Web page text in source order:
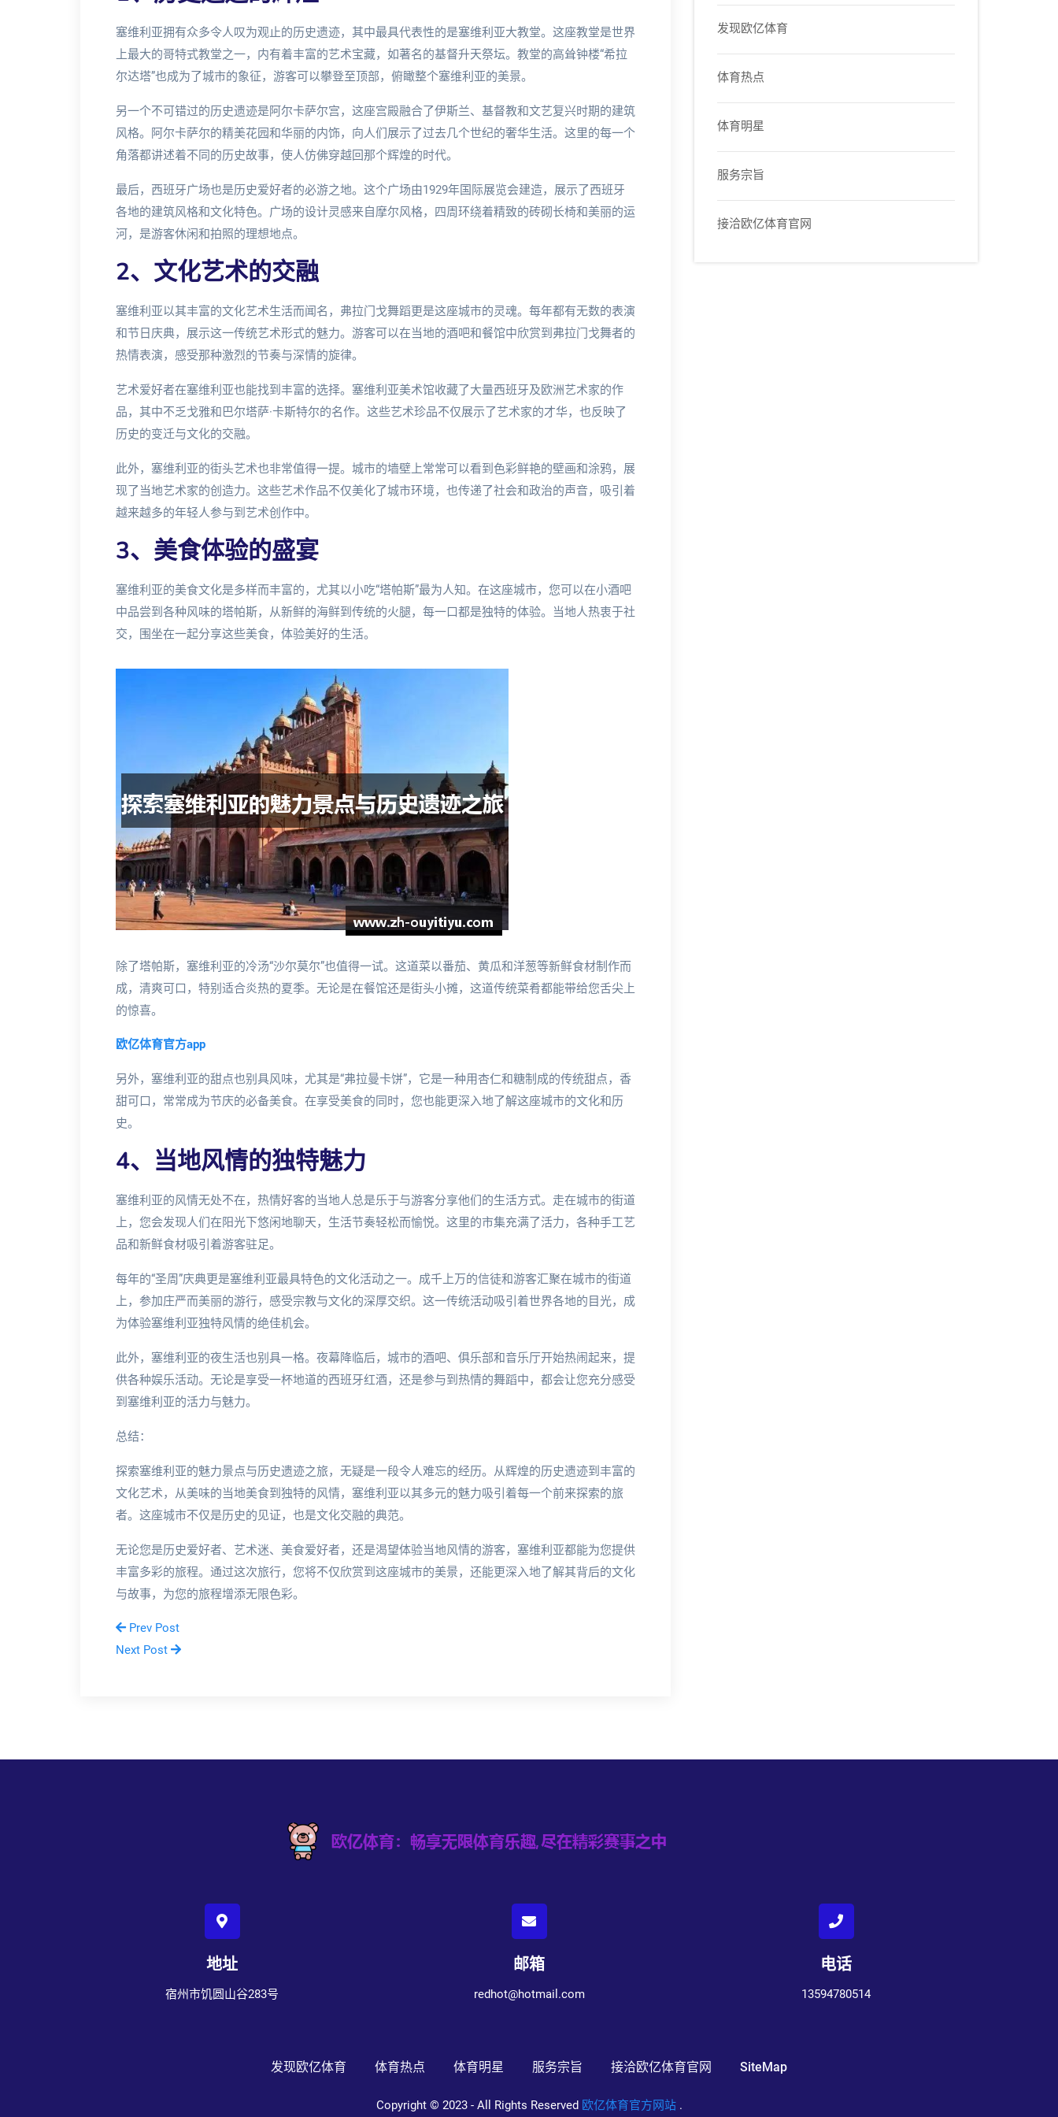
塞维利亚拥有众多令人叹为观止的历史遗迹，其中最具代表性的是塞维利亚大教堂。这座教堂是世界
上最大的哥特式教堂之一，内有着丰富的艺术宝藏，如著名的基督升天祭坛。教堂的高耸钟楼“希拉
尔达塔”也成为了城市的象征，游客可以攀登至顶部，俯瞰整个塞维利亚的美景。
另一个不可错过的历史遗迹是阿尔卡萨尔宫，这座宫殿融合了伊斯兰、基督教和文艺复兴时期的建筑
风格。阿尔卡萨尔的精美花园和华丽的内饰，向人们展示了过去几个世纪的奢华生活。这里的每一个
角落都讲述着不同的历史故事，使人仿佛穿越回那个辉煌的时代。
最后，西班牙广场也是历史爱好者的必游之地。这个广场由1929年国际展览会建造，展示了西班牙
各地的建筑风格和文化特色。广场的设计灵感来自摩尔风格，四周环绕着精致的砖砌长椅和美丽的运
河，是游客休闲和拍照的理想地点。
2、文化艺术的交融
塞维利亚以其丰富的文化艺术生活而闻名，弗拉门戈舞蹈更是这座城市的灵魂。每年都有无数的表演
和节日庆典，展示这一传统艺术形式的魅力。游客可以在当地的酒吧和餐馆中欣赏到弗拉门戈舞者的
热情表演，感受那种激烈的节奏与深情的旋律。
艺术爱好者在塞维利亚也能找到丰富的选择。塞维利亚美术馆收藏了大量西班牙及欧洲艺术家的作
品，其中不乏戈雅和巴尔塔萨·卡斯特尔的名作。这些艺术珍品不仅展示了艺术家的才华，也反映了
历史的变迁与文化的交融。
此外，塞维利亚的街头艺术也非常值得一提。城市的墙壁上常常可以看到色彩鲜艳的壁画和涂鸦，展
现了当地艺术家的创造力。这些艺术作品不仅美化了城市环境，也传递了社会和政治的声音，吸引着
越来越多的年轻人参与到艺术创作中。
3、美食体验的盛宴
塞维利亚的美食文化是多样而丰富的，尤其以小吃“塔帕斯”最为人知。在这座城市，您可以在小酒吧
中品尝到各种风味的塔帕斯，从新鲜的海鲜到传统的火腿，每一口都是独特的体验。当地人热衷于社
交，围坐在一起分享这些美食，体验美好的生活。
除了塔帕斯，塞维利亚的冷汤“沙尔莫尔”也值得一试。这道菜以番茄、黄瓜和洋葱等新鲜食材制作而
成，清爽可口，特别适合炎热的夏季。无论是在餐馆还是街头小摊，这道传统菜肴都能带给您舌尖上
的惊喜。
欧亿体育官方app
另外，塞维利亚的甜点也别具风味，尤其是“弗拉曼卡饼”，它是一种用杏仁和糖制成的传统甜点，香
甜可口，常常成为节庆的必备美食。在享受美食的同时，您也能更深入地了解这座城市的文化和历
史。
4、当地风情的独特魅力
塞维利亚的风情无处不在，热情好客的当地人总是乐于与游客分享他们的生活方式。走在城市的街道
上，您会发现人们在阳光下悠闲地聊天，生活节奏轻松而愉悦。这里的市集充满了活力，各种手工艺
品和新鲜食材吸引着游客驻足。
每年的“圣周”庆典更是塞维利亚最具特色的文化活动之一。成千上万的信徒和游客汇聚在城市的街道
上，参加庄严而美丽的游行，感受宗教与文化的深厚交织。这一传统活动吸引着世界各地的目光，成
为体验塞维利亚独特风情的绝佳机会。
此外，塞维利亚的夜生活也别具一格。夜幕降临后，城市的酒吧、俱乐部和音乐厅开始热闹起来，提
供各种娱乐活动。无论是享受一杯地道的西班牙红酒，还是参与到热情的舞蹈中，都会让您充分感受
到塞维利亚的活力与魅力。
总结：
探索塞维利亚的魅力景点与历史遗迹之旅，无疑是一段令人难忘的经历。从辉煌的历史遗迹到丰富的
文化艺术，从美味的当地美食到独特的风情，塞维利亚以其多元的魅力吸引着每一个前来探索的旅
者。这座城市不仅是历史的见证，也是文化交融的典范。
无论您是历史爱好者、艺术迷、美食爱好者，还是渴望体验当地风情的游客，塞维利亚都能为您提供
丰富多彩的旅程。通过这次旅行，您将不仅欣赏到这座城市的美景，还能更深入地了解其背后的文化
与故事，为您的旅程增添无限色彩。
Prev Post
Next Post
发现欧亿体育
体育热点
体育明星
服务宗旨
接洽欧亿体育官网
地址
宿州市饥圆山谷283号
邮箱
redhot@hotmail.com
电话
13594780514
发现欧亿体育 体育热点 体育明星 服务宗旨 接洽欧亿体育官网 SiteMap
Copyright © 2023 - All Rights Reserved 欧亿体育官方网站.